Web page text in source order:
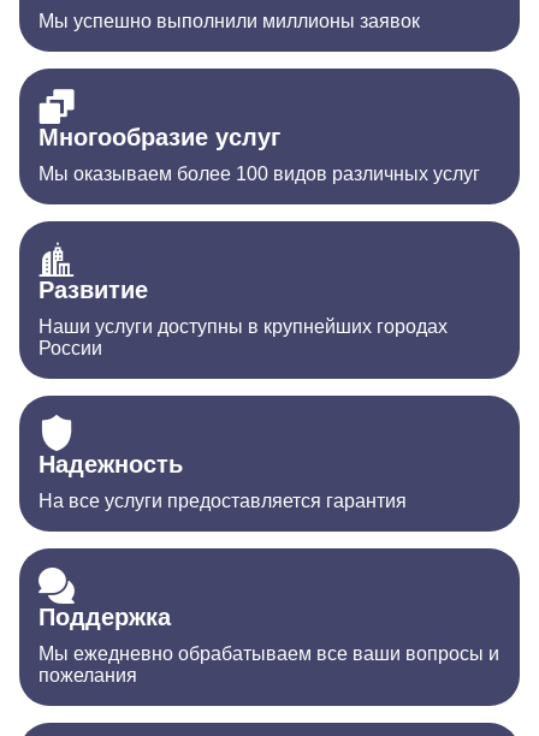
Мы успешно выполнили миллионы заявок
Многообразие услуг
Мы оказываем более 100 видов различных услуг
Развитие
Наши услуги доступны в крупнейших городах
России
Надежность
На все услуги предоставляется гарантия
Поддержка
Мы ежедневно обрабатываем все ваши вопросы и
пожелания